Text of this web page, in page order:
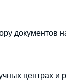
документов
центрах и